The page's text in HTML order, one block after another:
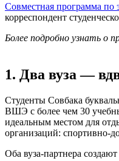
Совместная программа
корреспондент
Более подробно узнать о
1. Два вуза —
Студенты Совбака
ВШЭ с более чем 30
идеальным местом для
организаций: спортивно-
Оба вуза-партнера